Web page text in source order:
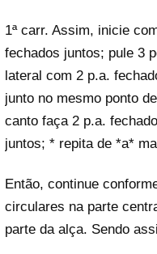
1ª carr. Assim, inicie
fechados juntos; pule 3
lateral com 2 p.a.
junto no mesmo ponto
canto faça 2 p.a.
juntos; * repita de *a*
Então, continue
circulares na parte
parte da alça. Sendo